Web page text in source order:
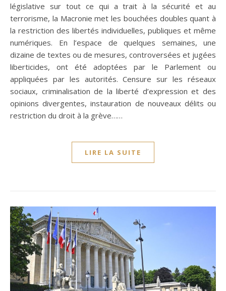
législative sur tout ce qui a trait à la sécurité et au
terrorisme, la Macronie met les bouchées doubles quant à
la restriction des libertés individuelles, publiques et même
numériques. En l’espace de quelques semaines, une
dizaine de textes ou de mesures, controversées et jugées
liberticides, ont été adoptées par le Parlement ou
appliquées par les autorités. Censure sur les réseaux
sociaux, criminalisation de la liberté d’expression et des
opinions divergentes, instauration de nouveaux délits ou
restriction du droit à la grève……
LIRE LA SUITE